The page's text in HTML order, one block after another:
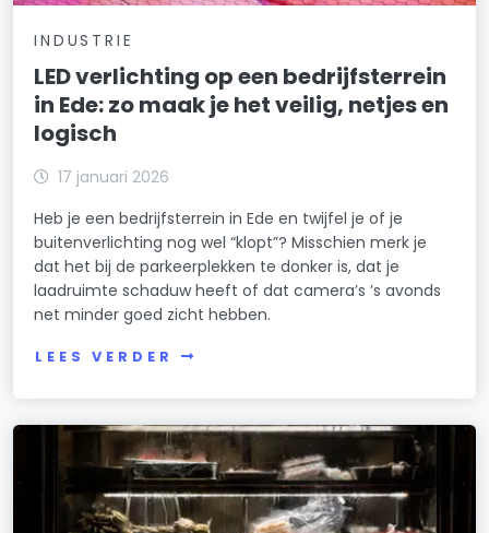
INDUSTRIE
LED verlichting op een bedrijfsterrein
in Ede: zo maak je het veilig, netjes en
logisch
17 januari 2026
Heb je een bedrijfsterrein in Ede en twijfel je of je
buitenverlichting nog wel “klopt”? Misschien merk je
dat het bij de parkeerplekken te donker is, dat je
laadruimte schaduw heeft of dat camera’s ’s avonds
net minder goed zicht hebben.
LEES VERDER